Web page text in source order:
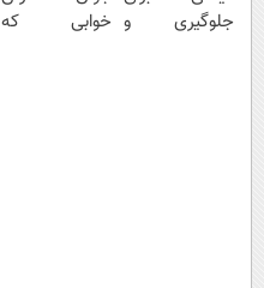
جلوگیری و خوابی که